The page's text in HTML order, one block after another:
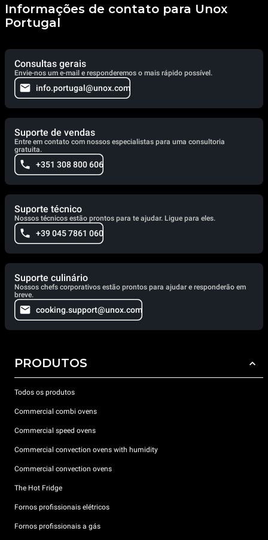
Informações de contato para Unox
Portugal
Consultas gerais
Envie-nos um e-mail e responderemos o mais rápido possível.
info.portugal@unox.com
Suporte de vendas
Entre em contato com nossos especialistas para uma consultoria
gratuita.
+351 308 800 606
Suporte técnico
Nossos técnicos estão prontos para te ajudar. Ligue para eles.
+39 045 7861 060
Suporte culinário
Nossos chefs corporativos estão prontos para ajudar e responderão em
breve.
cooking.support@unox.com
PRODUTOS
Todos os produtos
Commercial combi ovens
Commercial speed ovens
Commercial convection ovens with humidity
Commercial convection ovens
The Hot Fridge
Fornos profissionais elétricos
Fornos profissionais a gás